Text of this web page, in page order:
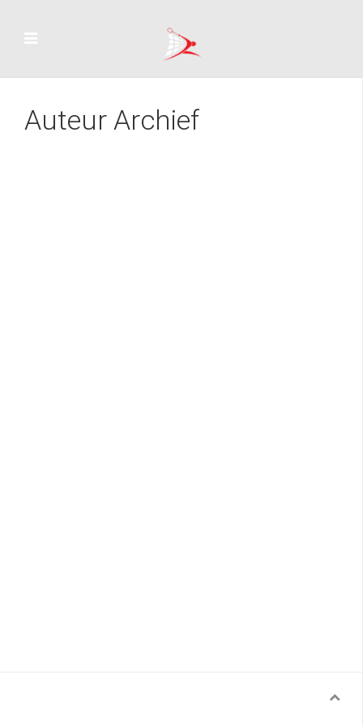
Auteur Archief